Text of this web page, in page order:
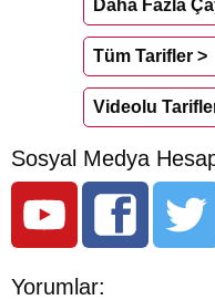
Daha Fazla
Tüm Tarifler >
Videolu
Sosyal Medya
Yorumlar: